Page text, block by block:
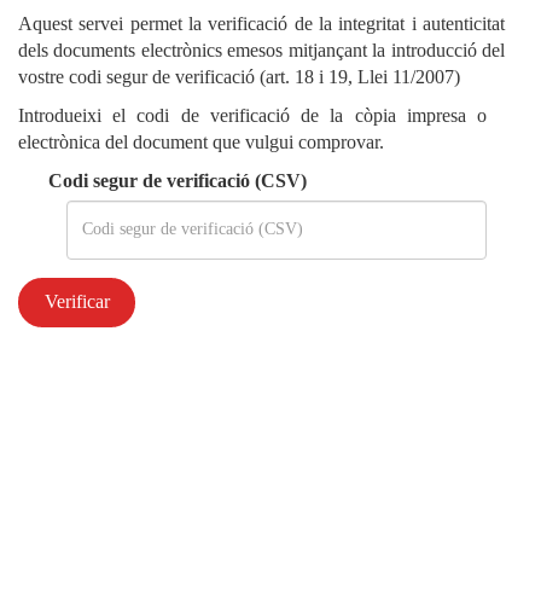
Aquest servei permet la verificació de la integritat i autenticitat
dels documents electrònics emesos mitjançant la introducció del
vostre codi segur de verificació (art. 18 i 19, Llei 11/2007)
Introdueixi el codi de verificació de la còpia impresa o
electrònica del document que vulgui comprovar.
Codi segur de verificació (CSV)